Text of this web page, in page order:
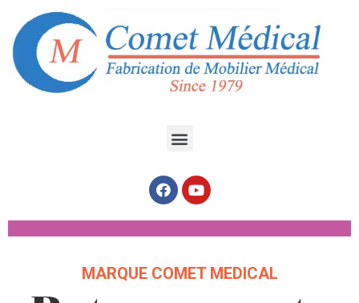
MARQUE COMET MEDICAL